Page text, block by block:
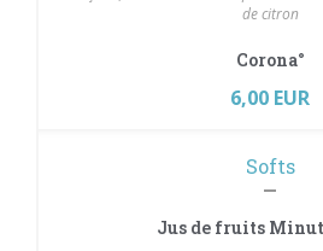
de citron
Corona°
6,00 EUR
Softs
Jus de fruits